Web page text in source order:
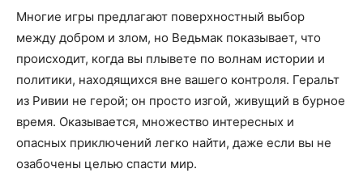
Многие игры предлагают поверхностный выбор
между добром и злом, но Ведьмак показывает, что
происходит, когда вы плывете по волнам истории и
политики, находящихся вне вашего контроля. Геральт
из Ривии не герой; он просто изгой, живущий в бурное
время. Оказывается, множество интересных и
опасных приключений легко найти, даже если вы не
озабочены целью спасти мир.